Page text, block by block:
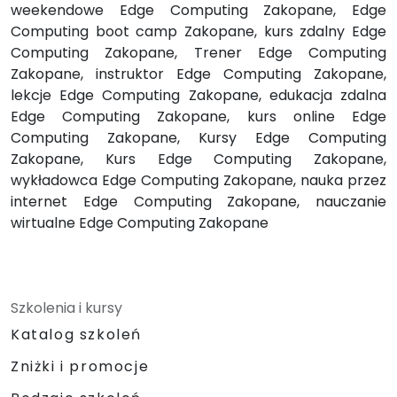
weekendowe Edge Computing Zakopane, Edge
Computing boot camp Zakopane, kurs zdalny Edge
Computing Zakopane, Trener Edge Computing
Zakopane, instruktor Edge Computing Zakopane,
lekcje Edge Computing Zakopane, edukacja zdalna
Edge Computing Zakopane, kurs online Edge
Computing Zakopane, Kursy Edge Computing
Zakopane, Kurs Edge Computing Zakopane,
wykładowca Edge Computing Zakopane, nauka przez
internet Edge Computing Zakopane, nauczanie
wirtualne Edge Computing Zakopane
Szkolenia i kursy
Katalog szkoleń
Zniżki i promocje